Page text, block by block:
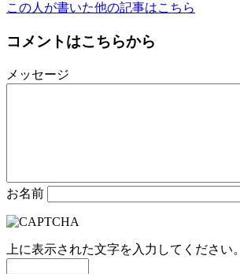
この人が書いた他の記事はこちら
コメントはこちらから
メッセージ
お名前
上に表示された文字を入力してください。